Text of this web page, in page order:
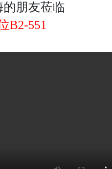
朋友莅临
B2-551